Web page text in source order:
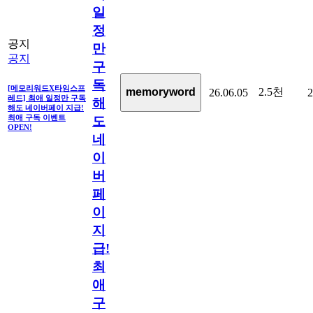
공지
공지
[메모리워드X타임스프
레드] 최애 일정만 구독
해도 네이버페이 지급!
최애 구독 이벤트
OPEN!
일
정
만
구
독
해
도
네
이
버
페
이
지
급!
최
애
구
memoryword 26.06.05 2.5천 2